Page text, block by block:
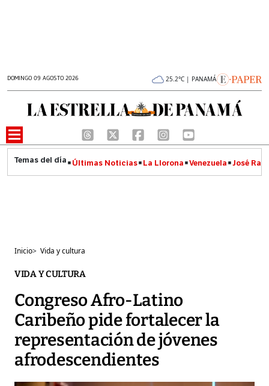
DOMINGO 09 AGOSTO 2026 25.2°C | PANAMÁ
Últimas Noticias La Llorona Venezuela José
Inicio> Vida y cultura
VIDA Y CULTURA
Congreso Afro-Latino
Caribeño pide fortalecer la
representación de jóvenes
afrodescendientes